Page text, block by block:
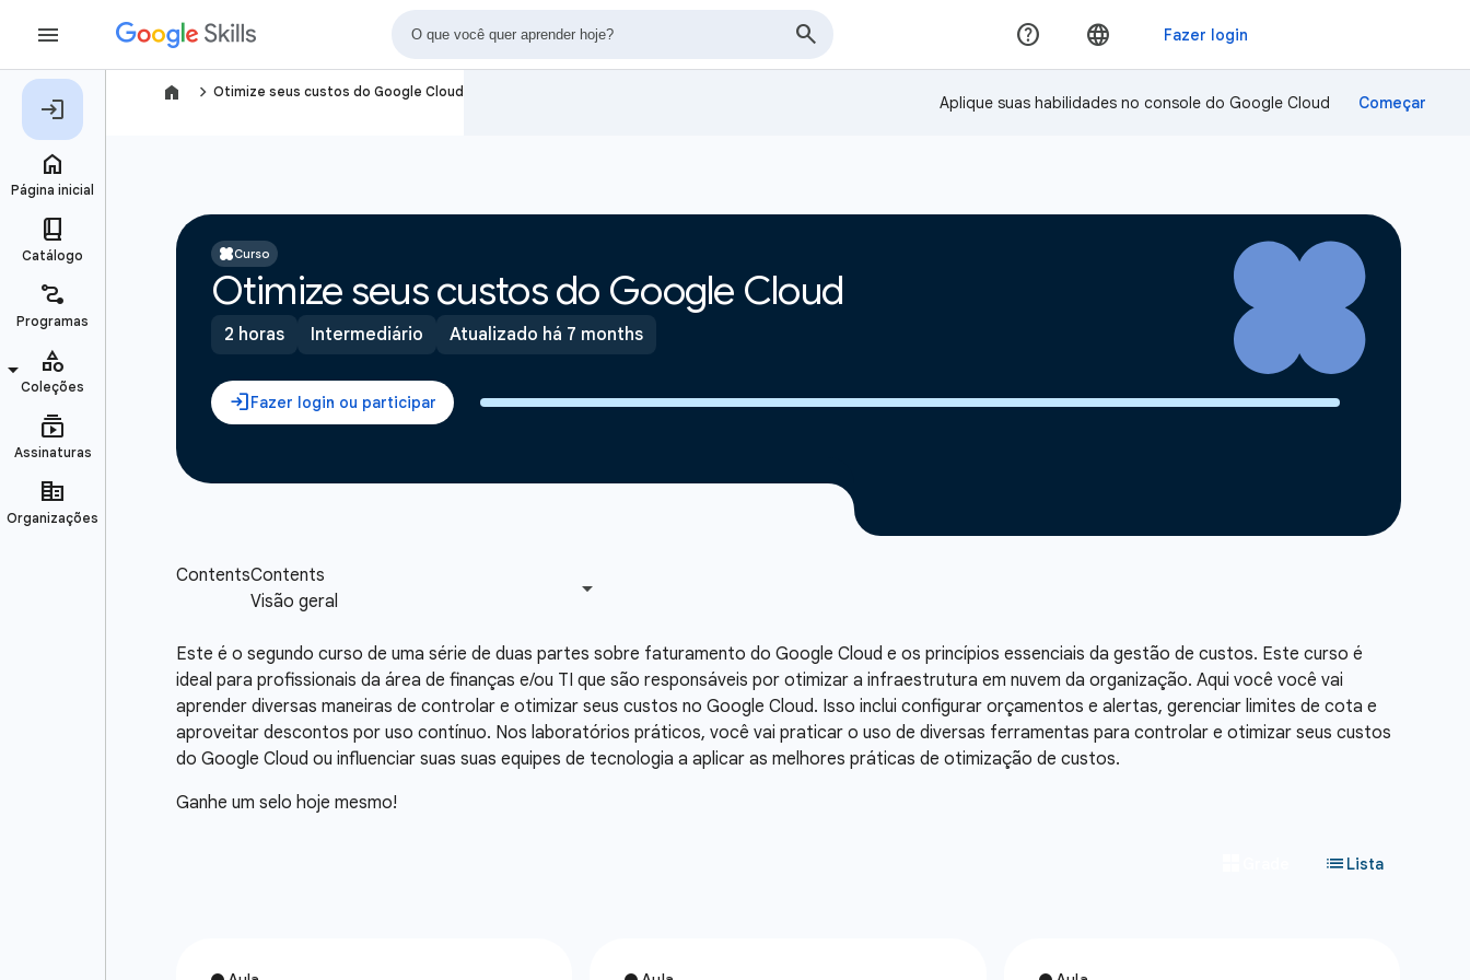
navigate_next Otimize seus custos do Google Cloud
Aplique suas habilidades no console do Google Cloud
Curso
Otimize seus custos do Google Cloud
2 horas Intermediário Atualizado há 7 months
Este é o segundo curso de uma série de duas partes sobre faturamento do Google Cloud e os princípios essenciais da gestão de custos. Este curso é
ideal para profissionais da área de finanças e/ou TI que são responsáveis por otimizar a infraestrutura em nuvem da organização. Aqui você você vai
aprender diversas maneiras de controlar e otimizar seus custos no Google Cloud. Isso inclui configurar orçamentos e alertas, gerenciar limites de cota e
aproveitar descontos por uso contínuo. Nos laboratórios práticos, você vai praticar o uso de diversas ferramentas para controlar e otimizar seus custos
do Google Cloud ou influenciar suas suas equipes de tecnologia a aplicar as melhores práticas de otimização de custos.
Ganhe um selo hoje mesmo!